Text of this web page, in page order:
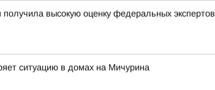
получила высокую оценку федеральных экспертов
ситуацию в домах на Мичурина